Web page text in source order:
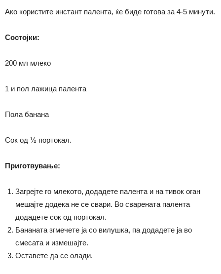
Ако користите инстант палента, ќе биде готова за 4-5 минути.
Состојки:
200 мл млеко
1 и пол лажица палента
Пола банана
Сок од ½ портокал.
Приготвување:
Загрејте го млекото, додадете палента и на тивок оган
мешајте додека не се свари. Во сварената палента
додадете сок од портокал.
Бананата згмечете ја со вилушка, па додадете ја во
смесата и измешајте.
Оставете да се олади.